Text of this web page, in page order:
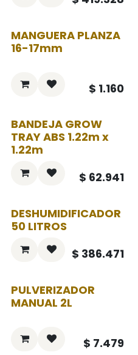
MANGUERA PLANZA
16-17mm
$ 1.160
BANDEJA GROW
TRAY ABS 1.22m x
1.22m
$ 62.941
DESHUMIDIFICADOR
50 LITROS
$ 386.471
PULVERIZADOR
MANUAL 2L
$ 7.479